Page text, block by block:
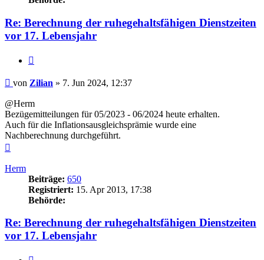
Re: Berechnung der ruhegehaltsfähigen Dienstzeiten
vor 17. Lebensjahr
Beitrag
von Zilian » 7. Jun 2024, 12:37
@Herm
Bezügemitteilungen für 05/2023 - 06/2024 heute erhalten.
Auch für die Inflationsausgleichsprämie wurde eine
Nachberechnung durchgeführt.
Herm
Beiträge: 650
Registriert: 15. Apr 2013, 17:38
Behörde:
Re: Berechnung der ruhegehaltsfähigen Dienstzeiten
vor 17. Lebensjahr